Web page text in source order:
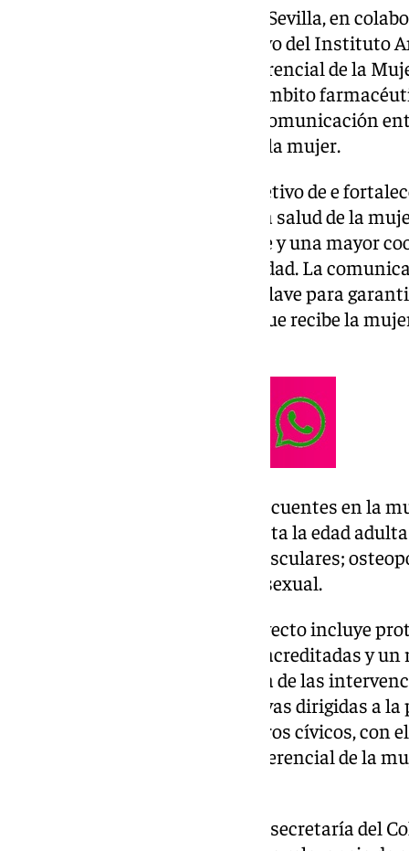
El Colegio de Farmacéuticos de Sevilla, en
farmacéutica Organon y el apoyo del Instituto
presentado el curso «Salud Diferencial de la
sexo», pionero de su tipo en el ámbito
capilaridad de la farmacia y la comunicación
ofrecer una atención integral a la mujer.
Esta formación nace con el objetivo de e
como educador y promotor de la salud de la
único en la atención al paciente y una mayor
que sectores que abarca la sanidad. La
farmacéuticos y psicólogos es clave para
diferencias en la información que recibe la
El curso abordará patologías frecuentes en la
de su vida, desde la infancia hasta la edad
mental; enfermedades cardiovasculares;
urinario y menopausia o salud sexual.
Además de la formación, el proyecto incluye
especializados para farmacias acreditadas y
que permitirá evaluar la eficacia de las
desarrollarán charlas divulgativas dirigidas a
asociaciones de mujeres y centros cívicos, con
conocimiento sobre la salud diferencial de la
En la presentación del curso, la secretaría del